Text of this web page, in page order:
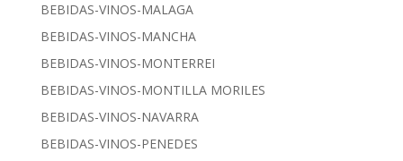
BEBIDAS-VINOS-MALAGA
BEBIDAS-VINOS-MANCHA
BEBIDAS-VINOS-MONTERREI
BEBIDAS-VINOS-MONTILLA MORILES
BEBIDAS-VINOS-NAVARRA
BEBIDAS-VINOS-PENEDES